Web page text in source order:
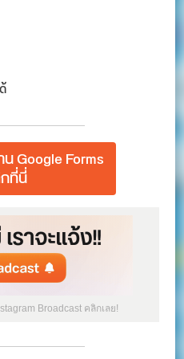
Google Forms
ที่นี่
Broadcast คลิกเลย!